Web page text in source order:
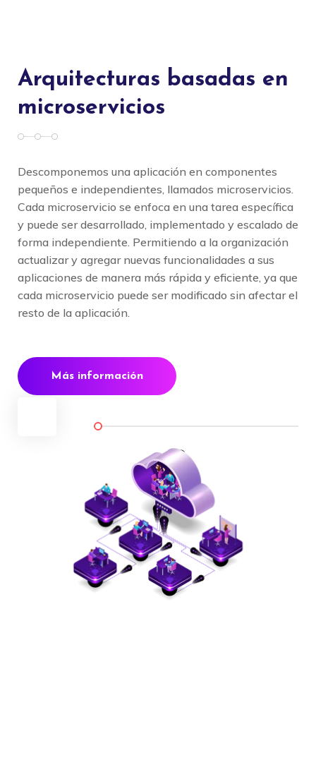
Arquitecturas basadas en
microservicios
Descomponemos una aplicación en componentes
pequeños e independientes, llamados microservicios.
Cada microservicio se enfoca en una tarea específica
y puede ser desarrollado, implementado y escalado de
forma independiente. Permitiendo a la organización
actualizar y agregar nuevas funcionalidades a sus
aplicaciones de manera más rápida y eficiente, ya que
cada microservicio puede ser modificado sin afectar el
resto de la aplicación.
Más información